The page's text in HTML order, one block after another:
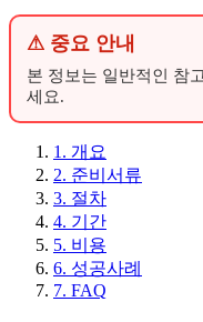
⚠ 중요 안내
본 정보는 일반적인 참
세요.
1. 개요
2. 준비서류
3. 절차
4. 기간
5. 비용
6. 성공사례
7. FAQ